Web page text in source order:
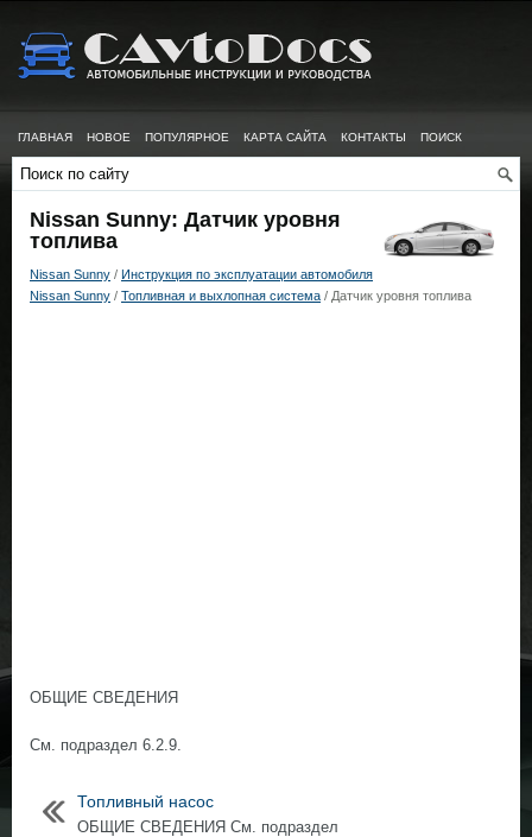
ГЛАВНАЯ НОВОЕ ПОПУЛЯРНОЕ КАРТА САЙТА КОНТАКТЫ ПОИСК
Nissan Sunny: Датчик уровня
топлива
Nissan Sunny / Инструкция по эксплуатации автомобиля
Nissan Sunny / Топливная и выхлопная система / Датчик уровня топлива
ОБЩИЕ СВЕДЕНИЯ
См. подраздел 6.2.9.
Топливный насос
ОБЩИЕ СВЕДЕНИЯ См. подраздел